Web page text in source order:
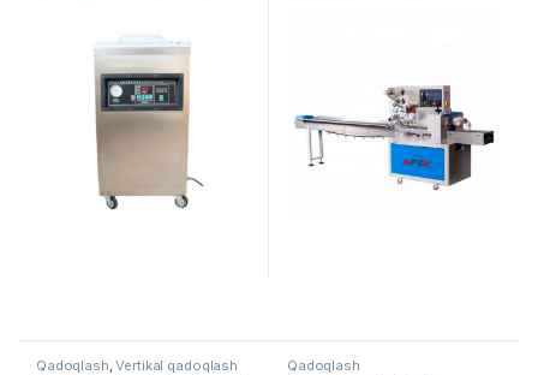
Qadoqlash,Vertikal qadoqlash Qadoqlash